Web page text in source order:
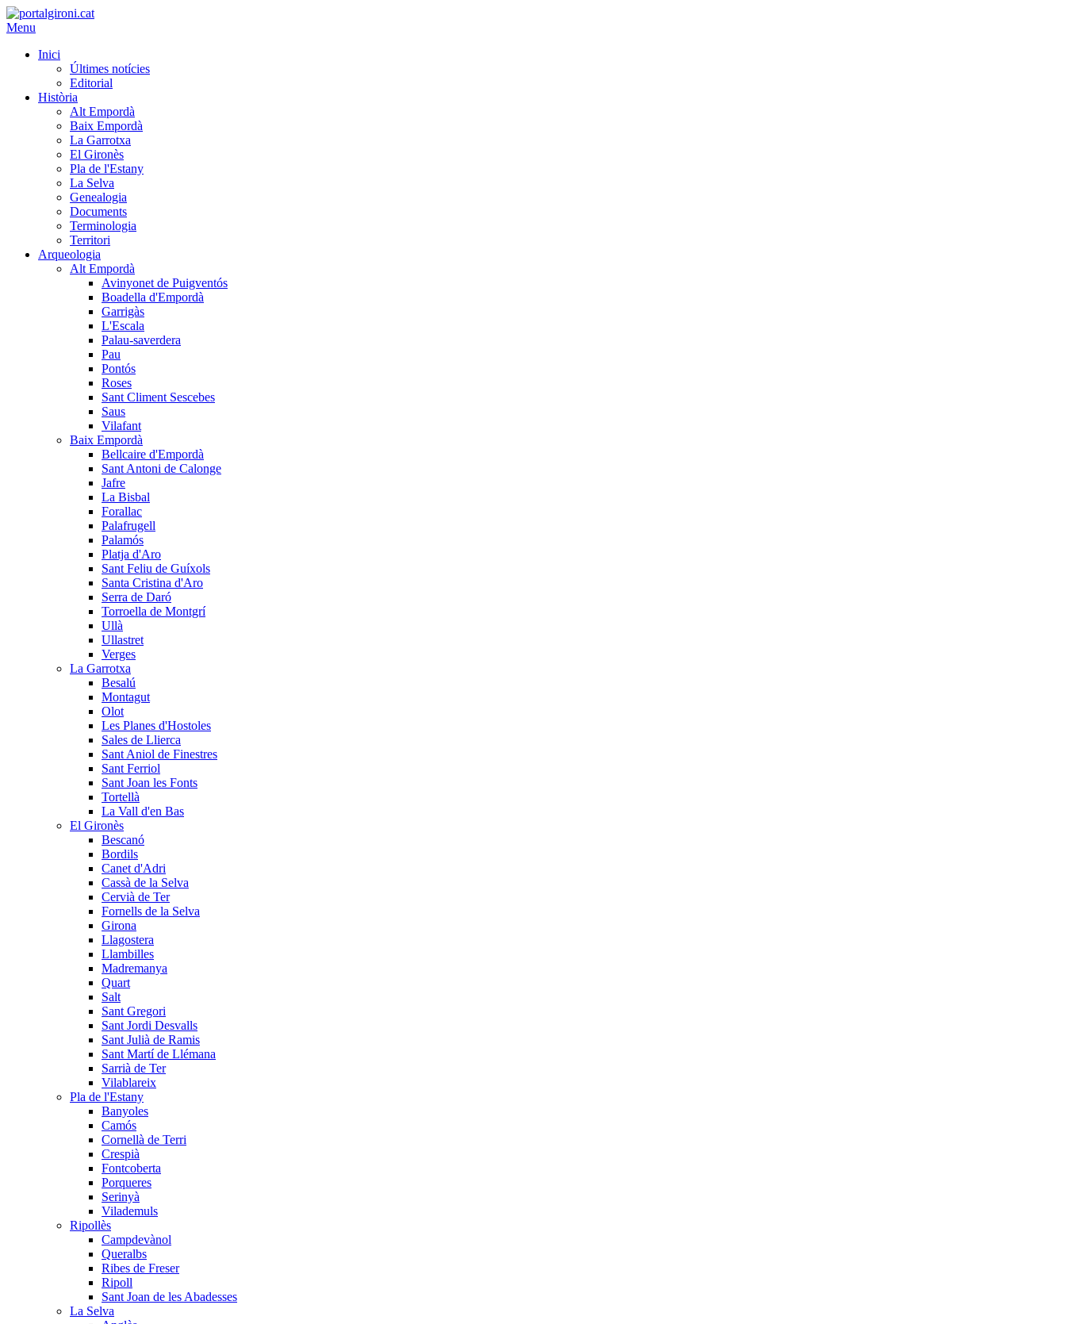
Menu
Inici
Últimes notícies
Editorial
Història
Alt Empordà
Baix Empordà
La Garrotxa
El Gironès
Pla de l'Estany
La Selva
Genealogia
Documents
Terminologia
Territori
Arqueologia
Alt Empordà
Avinyonet de Puigventós
Boadella d'Empordà
Garrigàs
L'Escala
Palau-saverdera
Pau
Pontós
Roses
Sant Climent Sescebes
Saus
Vilafant
Baix Empordà
Bellcaire d'Empordà
Sant Antoni de Calonge
Jafre
La Bisbal
Forallac
Palafrugell
Palamós
Platja d'Aro
Sant Feliu de Guíxols
Santa Cristina d'Aro
Serra de Daró
Torroella de Montgrí
Ullà
Ullastret
Verges
La Garrotxa
Besalú
Montagut
Olot
Les Planes d'Hostoles
Sales de Llierca
Sant Aniol de Finestres
Sant Ferriol
Sant Joan les Fonts
Tortellà
La Vall d'en Bas
El Gironès
Bescanó
Bordils
Canet d'Adri
Cassà de la Selva
Cervià de Ter
Fornells de la Selva
Girona
Llagostera
Llambilles
Madremanya
Quart
Salt
Sant Gregori
Sant Jordi Desvalls
Sant Julià de Ramis
Sant Martí de Llémana
Sarrià de Ter
Vilablareix
Pla de l'Estany
Banyoles
Camós
Cornellà de Terri
Crespià
Fontcoberta
Porqueres
Serinyà
Vilademuls
Ripollès
Campdevànol
Queralbs
Ribes de Freser
Ripoll
Sant Joan de les Abadesses
La Selva